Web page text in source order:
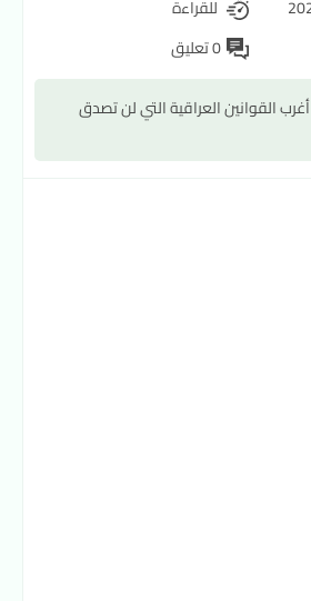
للقراءة
0 تعليق
أغرب القوانين العراقية التي لن تصدق